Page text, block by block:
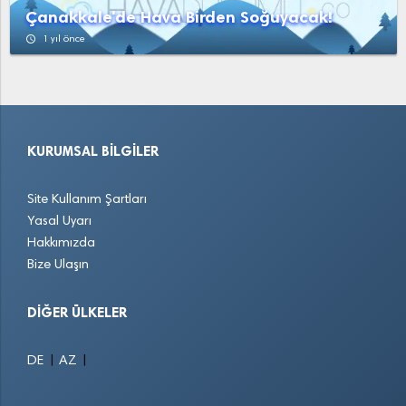
Çanakkale'de Hava Birden Soğuyacak!
access_time 1 yıl önce
KURUMSAL BILGILER
Site Kullanım Şartları
Yasal Uyarı
Hakkımızda
Bize Ulaşın
DIĞER ÜLKELER
DE AZ